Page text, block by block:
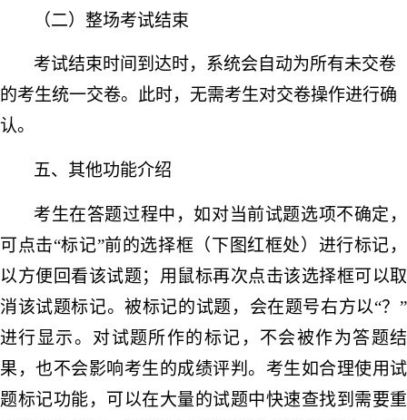
（二）整场考试结束
考试结束时间到达时，系统会自动为所有未交卷
的考生统一交卷。此时，无需考生对交卷操作进行确
认。
五、其他功能介绍
考生在答题过程中，如对当前试题选项不确定，
可点击“标记”前的选择框（下图红框处）进行标记，
以方便回看该试题；用鼠标再次点击该选择框可以取
消该试题标记。被标记的试题，会在题号右方以“？”
进行显示。对试题所作的标记，不会被作为答题结
果，也不会影响考生的成绩评判。考生如合理使用试
题标记功能，可以在大量的试题中快速查找到需要重